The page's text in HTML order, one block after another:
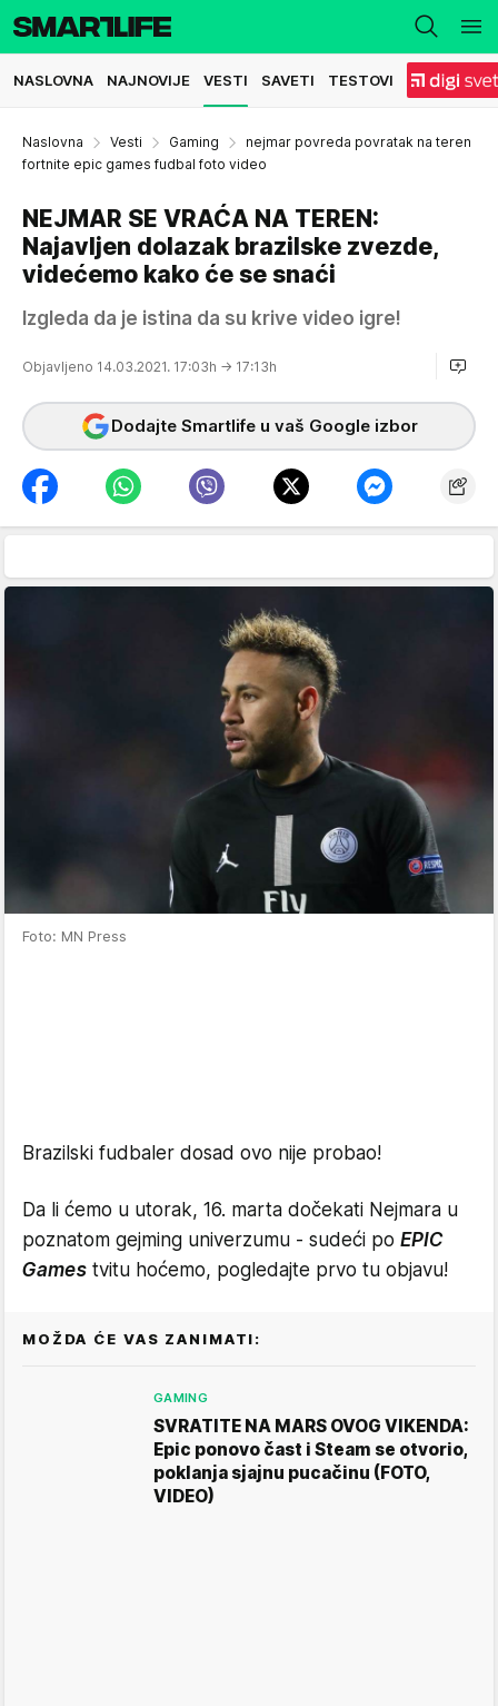
NASLOVNA NAJNOVIJE VESTI SAVETI TESTOVI
Naslovna Vesti Gaming
nejmar povreda povratak na teren
fortnite epic games fudbal foto video
NEJMAR SE VRAĆA NA TEREN:
Najavljen dolazak brazilske zvezde,
videćemo kako će se snaći
Izgleda da je istina da su krive video igre!
Objavljeno 14.03.2021. 17:03h → 17:13h
Dodajte Smartlife u vaš Google izbor
Foto: MN Press
Brazilski fudbaler dosad ovo nije probao!
Da li ćemo u utorak, 16. marta dočekati Nejmara u
poznatom gejming univerzumu - sudeći po EPIC
Games tvitu hoćemo, pogledajte prvo tu objavu!
MOŽDA ĆE VAS ZANIMATI:
GAMING
SVRATITE NA MARS OVOG VIKENDA:
Epic ponovo čast i Steam se otvorio,
poklanja sjajnu pucačinu (FOTO,
VIDEO)